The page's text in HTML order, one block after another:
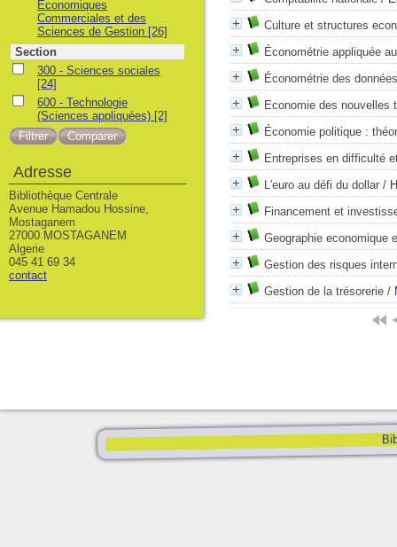
Culture et structures
Économétrie appliquée
Économétrie des
Economie des nouvelles
Économie politique :
Entreprises en difficulté
L'euro au défi du dollar /
Financement et
Geographie economique
Gestion des risques
Gestion de la trésorerie /
Économiques
Commerciales et des
Sciences de Gestion [26]
Section
300 - Sciences sociales
[24]
600 - Technologie
(Sciences appliquées) [2]
Adresse
Bibliothèque Centrale
Avenue Hamadou Hossine,
Mostaganem
27000 MOSTAGANEM
Algerie
045 41 69 34
contact